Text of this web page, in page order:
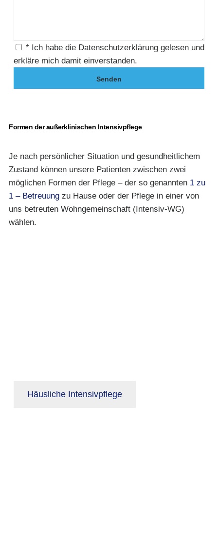
* Ich habe die Datenschutzerklärung gelesen und
erkläre mich damit einverstanden.
Senden
Formen der außerklinischen Intensivpflege
Je nach persönlicher Situation und gesundheitlichem
Zustand können unsere Patienten zwischen zwei
möglichen Formen der Pflege – der so genannten 1 zu
1 – Betreuung zu Hause oder der Pflege in einer von
uns betreuten Wohngemeinschaft (Intensiv-WG)
wählen.
Häusliche Intensivpflege